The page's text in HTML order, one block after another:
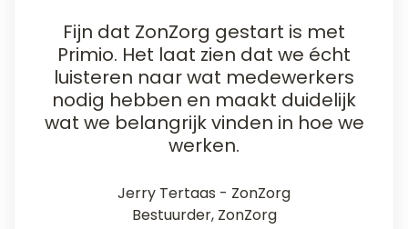
Fijn dat ZonZorg gestart is met
Primio. Het laat zien dat we écht
luisteren naar wat medewerkers
nodig hebben en maakt duidelijk
wat we belangrijk vinden in hoe we
werken.
Jerry Tertaas - ZonZorg
Bestuurder, ZonZorg